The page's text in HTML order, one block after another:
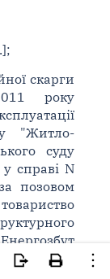
скарги
року
"Житло-
суду
справі N
позовом